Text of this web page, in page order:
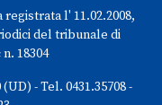
l' 11.02.2008,
del tribunale di
18304
- Tel. 0431.35708 -